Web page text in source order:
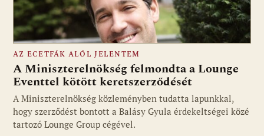
Fotó: media1.hu
AZ ECETFÁK ALÓL JELENTEM
A Miniszterelnökség felmondta a Lounge
Eventtel kötött keretszerződését
A Miniszterelnökség közleményben tudatta lapunkkal,
hogy szerződést bontott a Balásy Gyula érdekeltségei közé
tartozó Lounge Group cégével.